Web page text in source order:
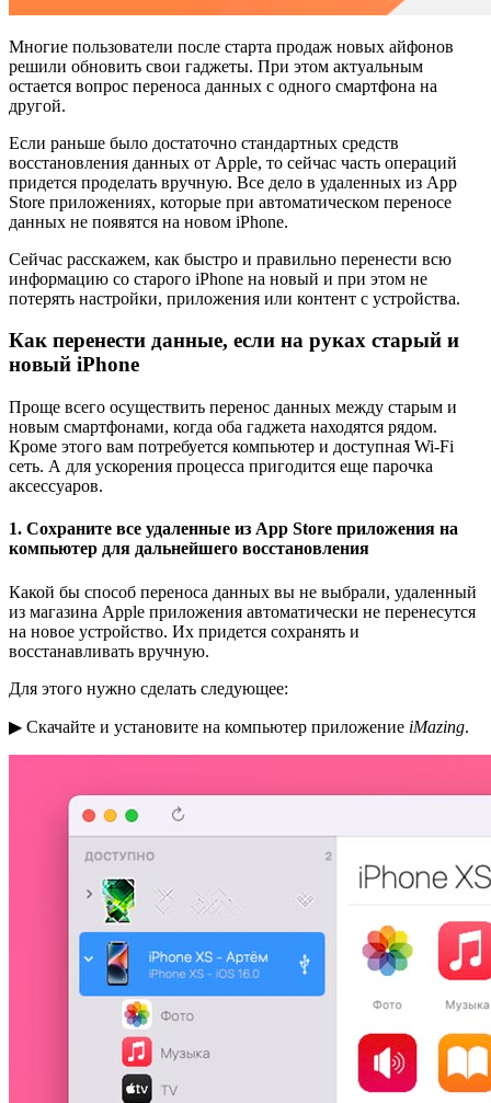
Многие пользователи после старта продаж новых айфонов
решили обновить свои гаджеты. При этом актуальным
остается вопрос переноса данных с одного смартфона на
другой.
Если раньше было достаточно стандартных средств
восстановления данных от Apple, то сейчас часть операций
придется проделать вручную. Все дело в удаленных из App
Store приложениях, которые при автоматическом переносе
данных не появятся на новом iPhone.
Сейчас расскажем, как быстро и правильно перенести всю
информацию со старого iPhone на новый и при этом не
потерять настройки, приложения или контент с устройства.
Как перенести данные, если на руках старый и
новый iPhone
Проще всего осуществить перенос данных между старым и
новым смартфонами, когда оба гаджета находятся рядом.
Кроме этого вам потребуется компьютер и доступная Wi-Fi
сеть. А для ускорения процесса пригодится еще парочка
аксессуаров.
1. Сохраните все удаленные из App Store приложения на
компьютер для дальнейшего восстановления
Какой бы способ переноса данных вы не выбрали, удаленный
из магазина Apple приложения автоматически не перенесутся
на новое устройство. Их придется сохранять и
восстанавливать вручную.
Для этого нужно сделать следующее:
▶ Скачайте и установите на компьютер приложение iMazing.